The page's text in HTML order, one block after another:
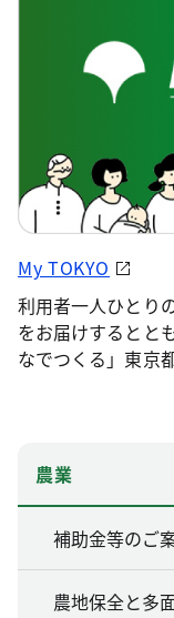
My TOKYO
利用者一人ひとり
をお届けするとと
なでつくる」東京
農業
補助金等のご
農地保全と多